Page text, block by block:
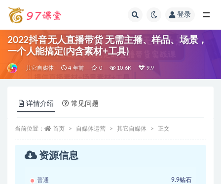
登录
2022抖音无人直播带货 无需主播、样品、场景，
一个人能搞定(内含素材+工具)
其它自媒体 4 年前 0 10.6K 9.9
详情介绍 常见问题
当前位置： 首页 自媒体运营 其它自媒体 正文
资源信息
普通 9.9钻石